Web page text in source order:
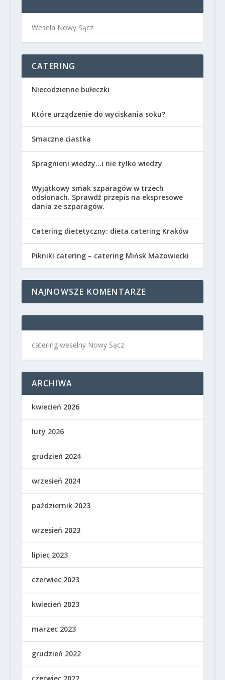
Wesela Nowy Sącz
CATERING
Niecodzienne bułeczki
Które urządzenie do wyciskania soku?
Smaczne ciastka
Spragnieni wiedzy…i nie tylko wiedzy
Wyjątkowy smak szparagów w trzech
odsłonach. Sprawdź przepis na ekspresowe
dania ze szparagów.
Catering dietetyczny: dieta catering Kraków
Pikniki catering – catering Mińsk Mazowiecki
NAJNOWSZE KOMENTARZE
catering weselny Nowy Sącz
ARCHIWA
kwiecień 2026
luty 2026
grudzień 2024
wrzesień 2024
październik 2023
wrzesień 2023
lipiec 2023
czerwiec 2023
kwiecień 2023
marzec 2023
grudzień 2022